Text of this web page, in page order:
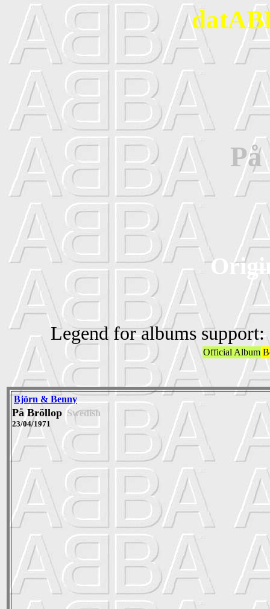
Legend for albums support:
Official Album
Björn & Benny
På Bröllop Swedish
23/04/1971